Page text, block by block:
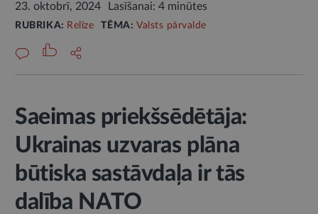
23. oktobrī, 2024
Lasīšanai: 4 minūtes
RUBRIKA: Relīze TĒMA:Valsts pārvalde
Saeimas priekšsēdētāja:
Ukrainas uzvaras plāna
būtiska sastāvdaļa ir tās
dalība NATO